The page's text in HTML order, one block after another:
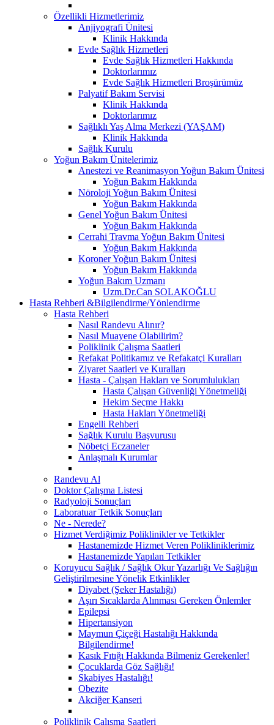
Özellikli Hizmetlerimiz
Anjiyografi Ünitesi
Klinik Hakkında
Evde Sağlık Hizmetleri
Evde Sağlık Hizmetleri Hakkında
Doktorlarımız
Evde Sağlık Hizmetleri Broşürümüz
Palyatif Bakım Servisi
Klinik Hakkında
Doktorlarımız
Sağlıklı Yaş Alma Merkezi (YAŞAM)
Klinik Hakkında
Sağlık Kurulu
Yoğun Bakım Ünitelerimiz
Anestezi ve Reanimasyon Yoğun Bakım Ünitesi
Yoğun Bakım Hakkında
Nöroloji Yoğun Bakım Ünitesi
Yoğun Bakım Hakkında
Genel Yoğun Bakım Ünitesi
Yoğun Bakım Hakkında
Cerrahi Travma Yoğun Bakım Ünitesi
Yoğun Bakım Hakkında
Koroner Yoğun Bakım Ünitesi
Yoğun Bakım Hakkında
Yoğun Bakım Uzmanı
Uzm.Dr.Can SOLAKOĞLU
Hasta Rehberi &Bilgilendirme/Yönlendirme
Hasta Rehberi
Nasıl Randevu Alınır?
Nasıl Muayene Olabilirim?
Poliklinik Çalışma Saatleri
Refakat Politikamız ve Refakatçi Kuralları
Ziyaret Saatleri ve Kuralları
Hasta - Çalışan Hakları ve Sorumlulukları
Hasta Çalışan Güvenliği Yönetmeliği
Hekim Seçme Hakkı
Hasta Hakları Yönetmeliği
Engelli Rehberi
Sağlık Kurulu Başvurusu
Nöbetçi Eczaneler
Anlaşmalı Kurumlar
Randevu Al
Doktor Çalışma Listesi
Radyoloji Sonuçları
Laboratuar Tetkik Sonuçları
Ne - Nerede?
Hizmet Verdiğimiz Poliklinikler ve Tetkikler
Hastanemizde Hizmet Veren Polikliniklerimiz
Hastanemizde Yapılan Tetkikler
Koruyucu Sağlık / Sağlık Okur Yazarlığı Ve Sağlığın
Geliştirilmesine Yönelik Etkinlikler
Diyabet (Şeker Hastalığı)
Aşırı Sıcaklarda Alınması Gereken Önlemler
Epilepsi
Hipertansiyon
Maymun Çiçeği Hastalığı Hakkında
Bilgilendirme!
Kasık Fıtığı Hakkında Bilmeniz Gerekenler!
Çocuklarda Göz Sağlığı!
Skabiyes Hastalığı!
Obezite
Akciğer Kanseri
Poliklinik Çalışma Saatleri